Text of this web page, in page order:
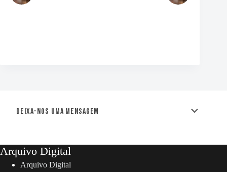
Deixa-nos uma mensagem
Arquivo Digital
Arquivo Digital